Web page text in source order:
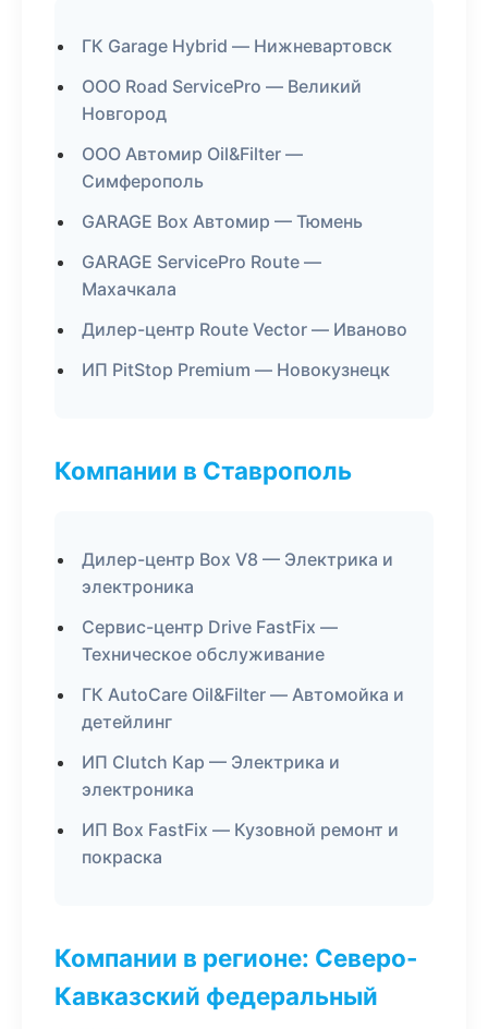
ГК Garage Hybrid — Нижневартовск
ООО Road ServicePro — Великий
Новгород
ООО Автомир Oil&Filter —
Симферополь
GARAGE Box Автомир — Тюмень
GARAGE ServicePro Route —
Махачкала
Дилер-центр Route Vector — Иваново
ИП PitStop Premium — Новокузнецк
Компании в Ставрополь
Дилер-центр Box V8 — Электрика и
электроника
Сервис-центр Drive FastFix —
Техническое обслуживание
ГК AutoCare Oil&Filter — Автомойка и
детейлинг
ИП Clutch Кар — Электрика и
электроника
ИП Box FastFix — Кузовной ремонт и
покраска
Компании в регионе: Северо-
Кавказский федеральный